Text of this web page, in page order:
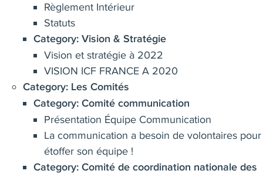
Règlement Intérieur
Statuts
Category: Vision & Stratégie
Vision et stratégie à 2022
VISION ICF FRANCE A 2020
Category: Les Comités
Category: Comité communication
Présentation Équipe Communication
La communication a besoin de volontaires pour
étoffer son équipe !
Category: Comité de coordination nationale des